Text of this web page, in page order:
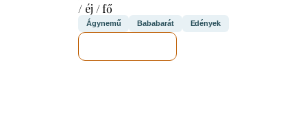
/ éj / fő
Ágynemű Bababarát Edények